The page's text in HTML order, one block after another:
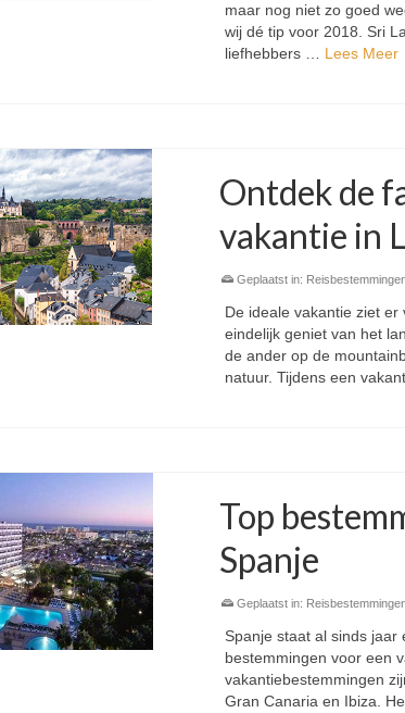
maar nog niet zo goed
wij dé tip voor 2018. Sri
liefhebbers … Lees Meer
Ontdek de
vakantie in
Geplaatst in:
De ideale vakantie ziet
eindelijk geniet van het
de ander op de
natuur. Tijdens een
Top
Spanje
Geplaatst in:
Spanje staat al sinds jaar
bestemmingen voor een
vakantiebestemmingen
Gran Canaria en Ibiza.